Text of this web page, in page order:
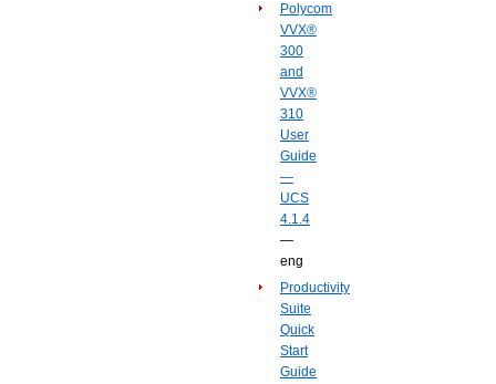
Polycom
VVX®
300
and
VVX®
310
User
Guide
—
UCS
4.1.4
—
eng
Productivity
Suite
Quick
Start
Guide